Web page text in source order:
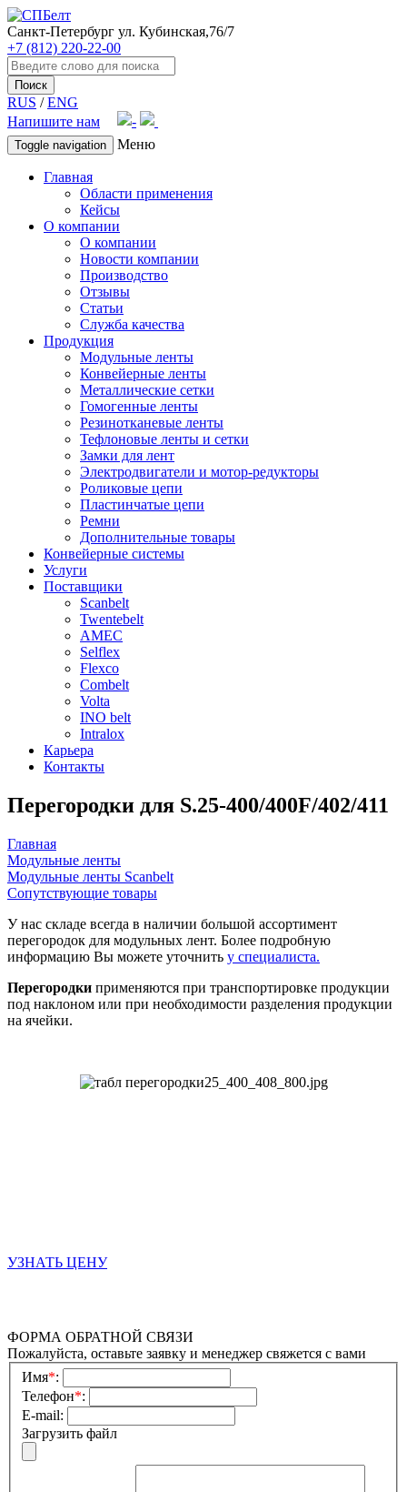
Санкт-Петербург ул. Кубинская,76/7
+7 (812) 220-22-00
Поиск
RUS /ENG
Напишите нам
Toggle navigation Меню
Главная
Области применения
Кейсы
О компании
О компании
Новости компании
Производство
Отзывы
Статьи
Служба качества
Продукция
Модульные ленты
Конвейерные ленты
Металлические сетки
Гомогенные ленты
Резинотканевые ленты
Тефлоновые ленты и сетки
Замки для лент
Электродвигатели и мотор-редукторы
Роликовые цепи
Пластинчатые цепи
Ремни
Дополнительные товары
Конвейерные системы
Услуги
Поставщики
Scanbelt
Twentebelt
АMEC
Selflex
Flexco
Combelt
Volta
INO belt
Intralox
Карьера
Контакты
Перегородки для S.25-400/400F/402/411
Главная
Модульные ленты
Модульные ленты Scanbelt
Сопутствующие товары
У нас складе всегда в наличии большой ассортимент
перегородок для модульных лент. Более подробную
информацию Вы можете уточнить у специалиста.
Перегородки применяются при транспортировке продукции
под наклоном или при необходимости разделения продукции
на ячейки.
УЗНАТЬ ЦЕНУ
ФОРМА ОБРАТНОЙ СВЯЗИ
Пожалуйста, оставьте заявку и менеджер свяжется с вами
Имя*:
Телефон*:
E-mail:
Загрузить файл